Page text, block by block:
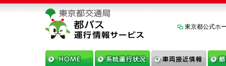
東京都公式ホ